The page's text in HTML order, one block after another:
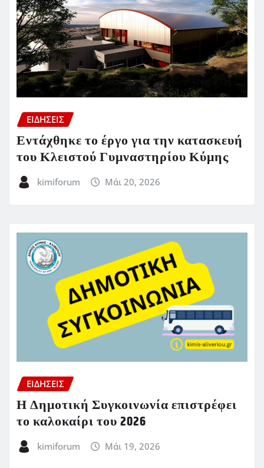
ΕΙΔΗΣΕΙΣ
Εντάχθηκε το έργο για την κατασκευή
του Κλειστού Γυμναστηρίου Κύμης
kimiforum Μάι 20, 2026
ΕΙΔΗΣΕΙΣ
Η Δημοτική Συγκοινωνία επιστρέφει
το καλοκαίρι του 2026
kimiforum Μάι 19, 2026